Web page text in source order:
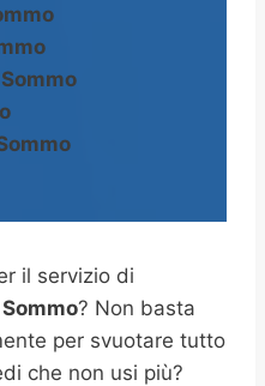
Sommo
il servizio di
? Non basta
per svuotare tutto
che non usi più?